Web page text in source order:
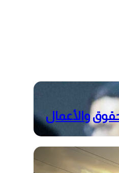
والأعمال